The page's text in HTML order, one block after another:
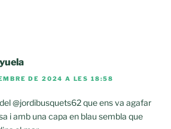
DE 2024 A LES 18:58
@jordibusquets62 que ens va agafar
i amb una capa en blau sembla que